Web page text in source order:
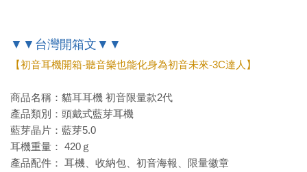
▼▼台灣開箱文▼▼
【初音耳機開箱-聽音樂也能化身為初音未來-3C達人】
商品名稱：貓耳耳機 初音限量款2代
產品類別：頭戴式藍芽耳機
藍芽晶片：藍芽5.0
耳機重量： 420ｇ
產品配件： 耳機、收納包、初音海報、限量徽章